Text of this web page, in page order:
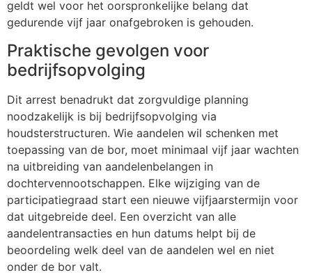
geldt wel voor het oorspronkelijke belang dat
gedurende vijf jaar onafgebroken is gehouden.
Praktische gevolgen voor
bedrijfsopvolging
Dit arrest benadrukt dat zorgvuldige planning
noodzakelijk is bij bedrijfsopvolging via
houdsterstructuren. Wie aandelen wil schenken met
toepassing van de bor, moet minimaal vijf jaar wachten
na uitbreiding van aandelenbelangen in
dochtervennootschappen. Elke wijziging van de
participatiegraad start een nieuwe vijfjaarstermijn voor
dat uitgebreide deel. Een overzicht van alle
aandelentransacties en hun datums helpt bij de
beoordeling welk deel van de aandelen wel en niet
onder de bor valt.